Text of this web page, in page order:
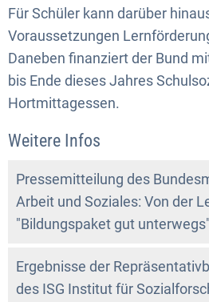
Für Schüler kann darüber
Voraussetzungen
Daneben finanziert der Bund
bis Ende dieses Jahres
Hortmittagessen.
Weitere Infos
Pressemitteilung des
Arbeit und Soziales: Von der
"Bildungspaket gut
Ergebnisse der
des ISG Institut für